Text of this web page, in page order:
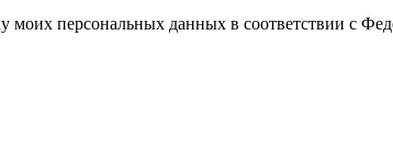
моих персональных данных в соответствии с